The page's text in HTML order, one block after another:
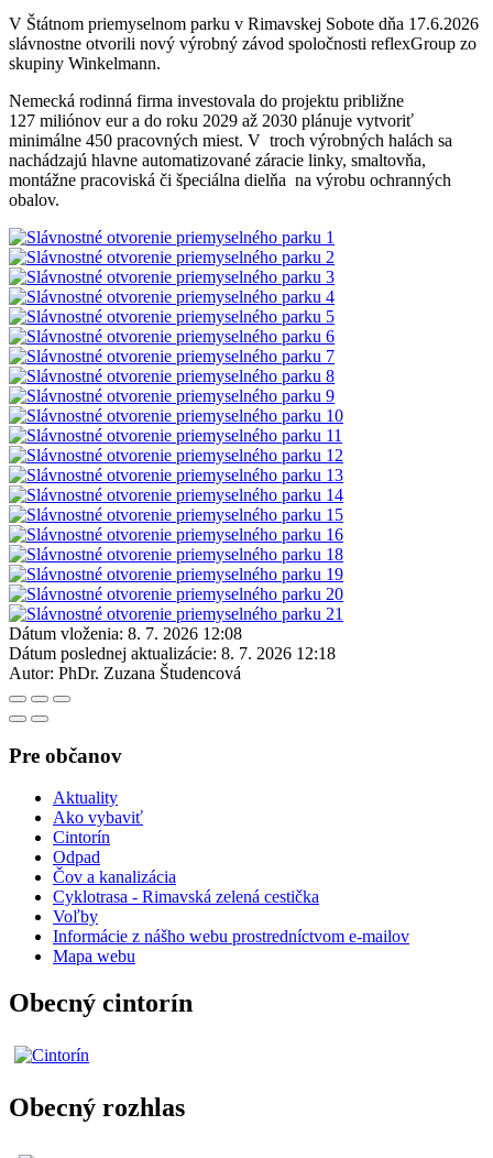
V Štátnom priemyselnom parku v Rimavskej Sobote dňa 17.6.2026
slávnostne otvorili nový výrobný závod spoločnosti reflexGroup zo
skupiny Winkelmann.
Nemecká rodinná firma investovala do projektu približne
127 miliónov eur a do roku 2029 až 2030 plánuje vytvoriť
minimálne 450 pracovných miest. V troch výrobných halách sa
nachádzajú hlavne automatizované záracie linky, smaltovňa,
montážne pracoviská či špeciálna dielňa na výrobu ochranných
obalov.
Dátum vloženia: 8. 7. 2026 12:08
Dátum poslednej aktualizácie: 8. 7. 2026 12:18
Autor: PhDr. Zuzana Študencová
Pre občanov
Aktuality
Ako vybaviť
Cintorín
Odpad
Čov a kanalizácia
Cyklotrasa - Rimavská zelená cestička
Voľby
Informácie z nášho webu prostredníctvom e-mailov
Mapa webu
Obecný cintorín
Obecný rozhlas